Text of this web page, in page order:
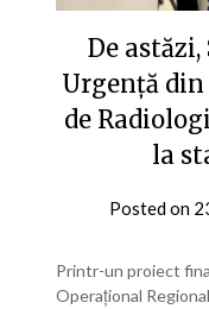
De
Urgență
de
la
Posted on
Printr-un proiect
Operațional